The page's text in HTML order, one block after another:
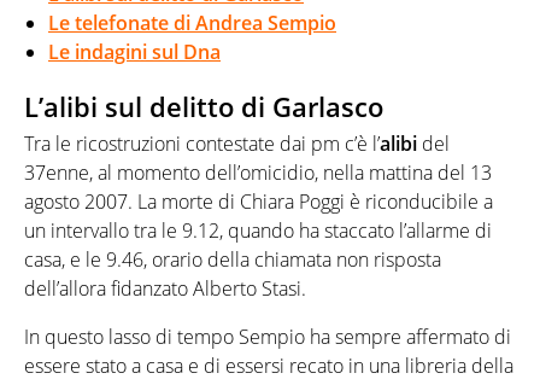
Le telefonate di Andrea Sempio
Le indagini sul Dna
L’alibi sul delitto di Garlasco
Tra le ricostruzioni contestate dai pm c’è l’alibi del
37enne, al momento dell’omicidio, nella mattina del 13
agosto 2007. La morte di Chiara Poggi è riconducibile a
un intervallo tra le 9.12, quando ha staccato l’allarme di
casa, e le 9.46, orario della chiamata non risposta
dell’allora fidanzato Alberto Stasi.
In questo lasso di tempo Sempio ha sempre affermato di
essere stato a casa e di essersi recato in una libreria della